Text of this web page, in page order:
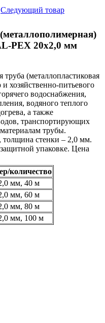
Следующий товар
PEX 20х2,0 мм
(металлопластиковая
хозяйственно-питьевого
водоснабжения,
водяного теплого
а также
транспортирующих
трубы.
стенки – 2,0 мм.
упаковке. Цена
количество
мм, 40 м
мм, 60 м
мм, 80 м
мм, 100 м